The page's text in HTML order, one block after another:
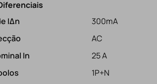
IΔn
300mA
AC
In
25 A
1P+N